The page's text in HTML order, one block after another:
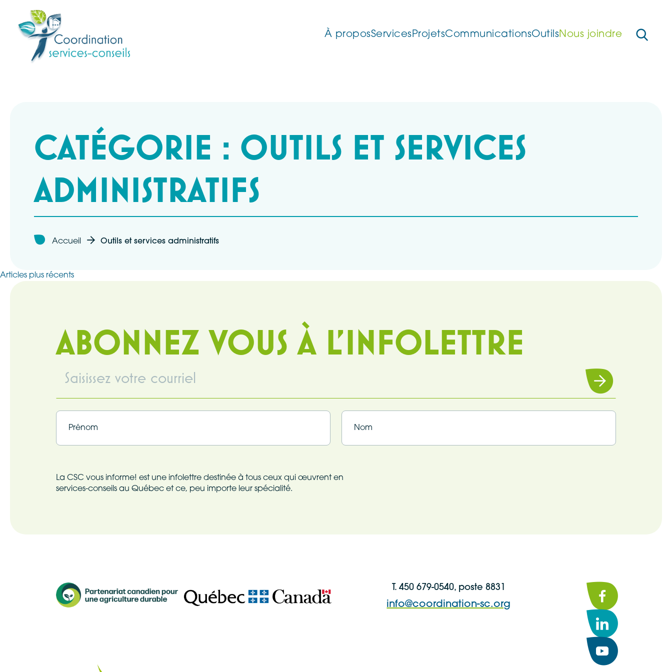
À proposServicesProjetsCommunicationsOutilsNous joindre
CATÉGORIE : OUTILS ET SERVICES
ADMINISTRATIFS
Accueil Outils et services administratifs
articles
Articles plus récents
ABONNEZ VOUS À L'INFOLETTRE
Infolettre
Infolettre
Souscrire
La CSC vous informe! est une infolettre destinée à tous ceux qui œuvrent en
services-conseils au Québec et ce, peu importe leur spécialité.
T. 450 679-0540, poste 8831
info@coordination-sc.org Facebook
LinkedIn
YouTube